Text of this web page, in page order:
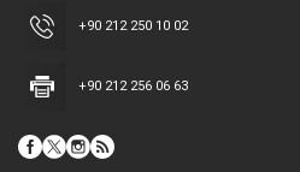
+90 212 250 10 02
+90 212 256 06 63